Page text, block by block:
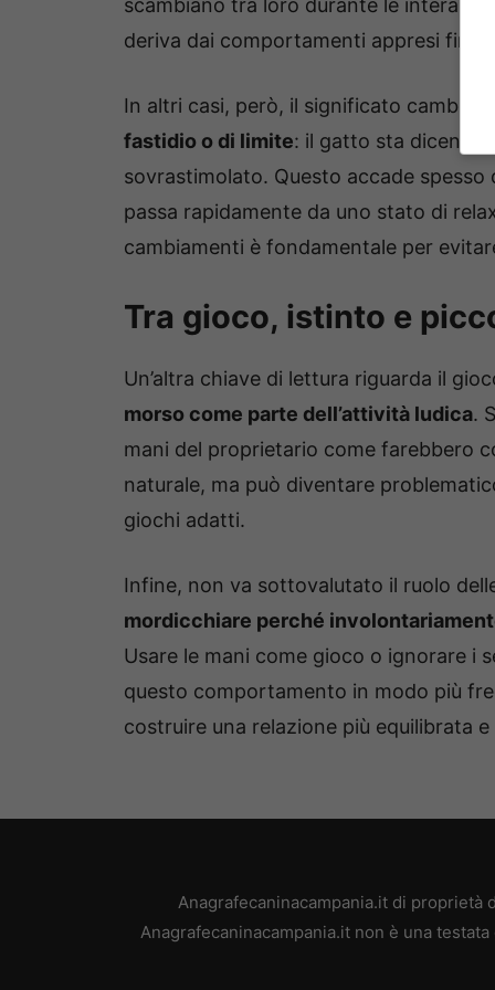
deriva dai comportamenti appresi fin
In altri casi, però, il significato cambia.
fastidio o di limite: il gatto sta dicendo
sovrastimolato. Questo accade spesso
passa rapidamente da uno stato di
cambiamenti è fondamentale per
Tra gioco, istinto e
Un’altra chiave di lettura riguarda il
morso come parte dell’attività ludica.
mani del proprietario come farebbero
naturale, ma può diventare
giochi adatti.
Infine, non va sottovalutato il ruolo
mordicchiare perché
Usare le mani come gioco o ignorare i
questo comportamento in modo più
costruire una relazione più equilibrata
Anagrafecaninacampania.it di proprietà
Anagrafecaninacampania.it non è una